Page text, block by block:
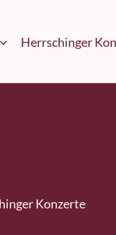
Herrschinger
Konzerte